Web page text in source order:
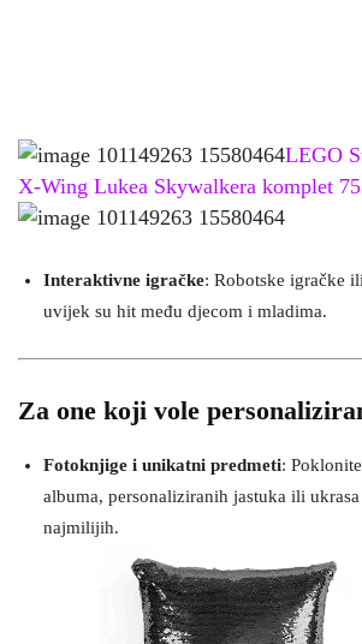
LEGO
X-Wing Lukea Skywalkera komplet
Interaktivne igračke: Robotske igračke
uvijek su hit među djecom i mladima.
Za one koji vole
Fotoknjige i unikatni predmeti:
albuma, personaliziranih jastuka ili
najmilijih.